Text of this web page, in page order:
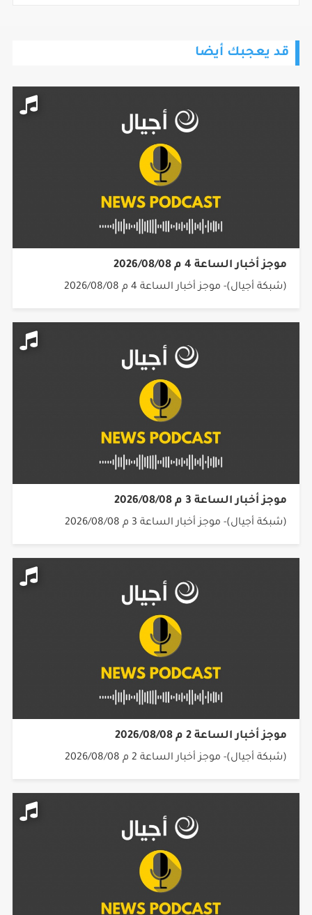
قد يعجبك أيضا
موجز أخبار الساعة 4 م 2026/08/08
(شبكة أجيال)- موجز أخبار الساعة 4 م 2026/08/08
موجز أخبار الساعة 3 م 2026/08/08
(شبكة أجيال)- موجز أخبار الساعة 3 م 2026/08/08
موجز أخبار الساعة 2 م 2026/08/08
(شبكة أجيال)- موجز أخبار الساعة 2 م 2026/08/08